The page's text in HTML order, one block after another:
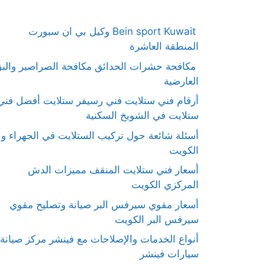
Bein sport Kuwait وكيل بي ان سبورت
المنطقة العاشرة
مكافحة حشرات الحدائق مكافحة الصراصير
العارضية
أرقام فني ستلايت فني رسيفر ستلايت أفضل
ستلايت في الشويخ السكنية
أسئلة شائعة حول تركيب الستلايت في الجهراء و
الكويت
أسعار فني ستلايت المنقف مميزات الدش
المركزي الكويت
أسعار مقوي سيرفس البر صيانة وتصليح مقوي
سيرفس البر الكويت
أنواع الخدمات والإصلاحات مع فينشر مركز صيانة
سيارات فينشر